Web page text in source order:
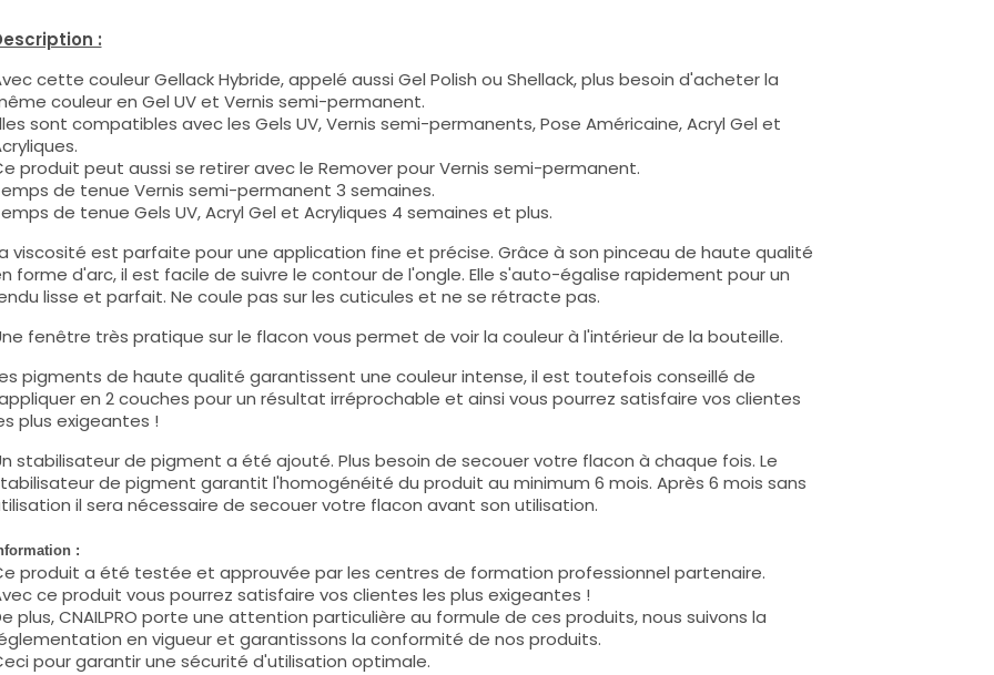
:
cette couleur Gellack Hybride, appelé aussi Gel Polish ou Shellack, plus besoin d'acheter la
couleur en Gel UV et Vernis semi-permanent.
sont compatibles avec les Gels UV, Vernis semi-permanents, Pose Américaine, Acryl Gel et
produit peut aussi se retirer avec le Remover pour Vernis semi-permanent.
de tenue Vernis semi-permanent 3 semaines.
de tenue Gels UV, Acryl Gel et Acryliques 4 semaines et plus.
viscosité est parfaite pour une application fine et précise. Grâce à son pinceau de haute qualité
forme d'arc, il est facile de suivre le contour de l'ongle. Elle s'auto-égalise rapidement pour un
lisse et parfait. Ne coule pas sur les cuticules et ne se rétracte pas.
fenêtre très pratique sur le flacon vous permet de voir la couleur à l'intérieur de la bouteille.
pigments de haute qualité garantissent une couleur intense, il est toutefois conseillé de
en 2 couches pour un résultat irréprochable et ainsi vous pourrez satisfaire vos clientes
plus exigeantes !
stabilisateur de pigment a été ajouté. Plus besoin de secouer votre flacon à chaque fois. Le
de pigment garantit l'homogénéité du produit au minimum 6 mois. Après 6 mois sans
il sera nécessaire de secouer votre flacon avant son utilisation.
:
produit a été testée et approuvée par les centres de formation professionnel partenaire.
ce produit vous pourrez satisfaire vos clientes les plus exigeantes !
plus, CNAILPRO porte une attention particulière au formule de ces produits, nous suivons la
en vigueur et garantissons la conformité de nos produits.
pour garantir une sécurité d'utilisation optimale.